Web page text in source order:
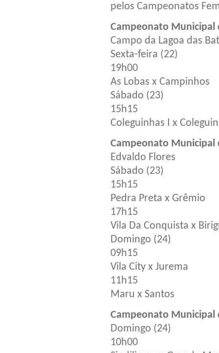
pelos Campeonatos
Campeonato Municipal
Campo da Lagoa das
Sexta-feira (22)
19h00
As Lobas x Campinhos
Sábado (23)
15h15
Coleguinhas I x
Campeonato Municipal
Edvaldo Flores
Sábado (23)
15h15
Pedra Preta x Grêmio
17h15
Vila Da Conquista x
Domingo (24)
09h15
Vila City x Jurema
11h15
Maru x Santos
Campeonato Municipal
Domingo (24)
10h00